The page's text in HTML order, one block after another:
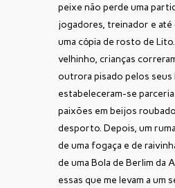
peixe não perde uma
jogadores, treinador e até
uma cópia de rosto de
velhinho, crianças
outrora pisado pelos seus
estabeleceram-se
paixões em beijos
desporto. Depois, um
de uma fogaça e de
de uma Bola de Berlim da
essas que me levam a um